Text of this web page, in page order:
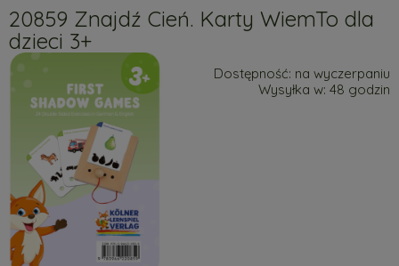
20859 Znajdź Cień. Karty WiemTo dla
dzieci 3+
Dostępność: na wyczerpaniu
Wysyłka w: 48 godzin